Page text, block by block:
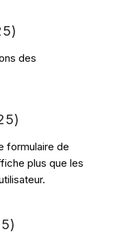
des
formulaire de
plus que les